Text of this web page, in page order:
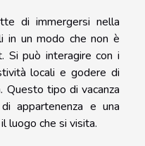
di immergersi nella
in un modo che non è
Si può interagire con i
locali e godere di
Questo tipo di vacanza
appartenenza e una
luogo che si visita.